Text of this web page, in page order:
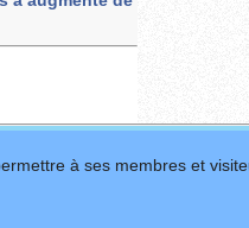
à ses membres et